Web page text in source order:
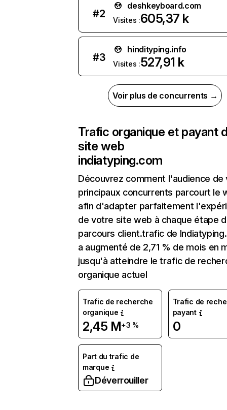
#2
deshkeyboard.com
Visites :605,37 k
#3
hindityping.info
Visites :527,91 k
Voir plus de concurrents →
Trafic organique et payant
site web
indiatyping.com
Découvrez comment l'audience de
principaux concurrents parcourt le
afin d'adapter parfaitement
de votre site web à chaque étape
parcours client.trafic de
a augmenté de 2,71 % de mois en
jusqu'à atteindre le trafic de
organique actuel
Trafic de recherche
organique
2,45 M+3 %
Trafic de
payant
0
Part du trafic de
marque
Déverrouiller